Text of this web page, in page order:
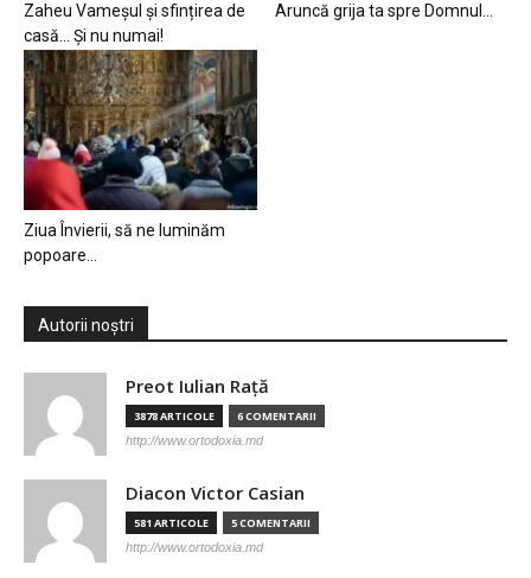
Zaheu Vameșul și sfințirea de
casă… Și nu numai!
Aruncă grija ta spre Domnul…
Ziua Învierii, să ne luminăm
popoare…
Autorii noștri
Preot Iulian Raţă
3878 ARTICOLE 6 COMENTARII
http://www.ortodoxia.md
Diacon Victor Casian
581 ARTICOLE 5 COMENTARII
http://www.ortodoxia.md